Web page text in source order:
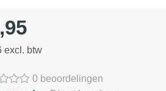
excl. btw
0 beoordelingen